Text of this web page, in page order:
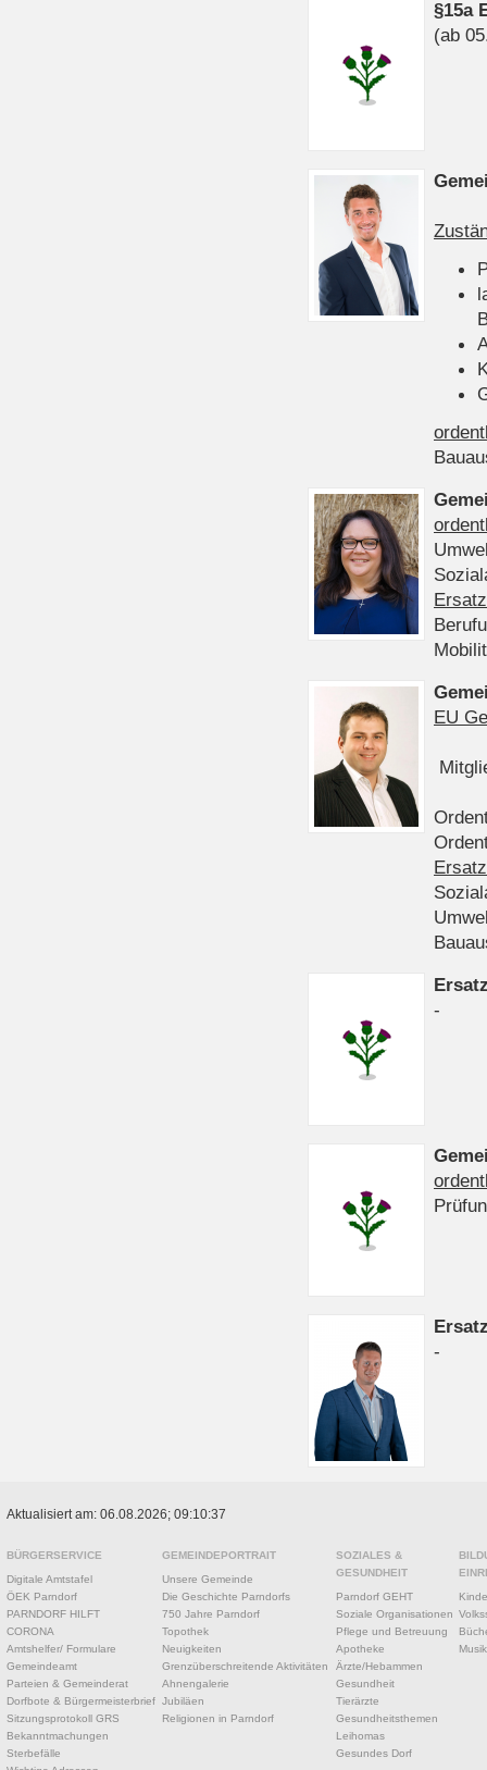
§15a
(ab
EU
-
-
Aktualisiert am: 06.08.2026; 09:10:37
BÜRGERSERVICE
Digitale Amtstafel
ÖEK Parndorf
PARNDORF HILFT
CORONA
Amtshelfer/ Formulare
Gemeindeamt
Parteien & Gemeinderat
Dorfbote & Bürgermeisterbrief
Sitzungsprotokoll GRS
Bekanntmachungen
Sterbefälle
GEMEINDEPORTRAIT
Unsere Gemeinde
Die Geschichte Parndorfs
750 Jahre Parndorf
Topothek
Neuigkeiten
Grenzüberschreitende Aktivitäten
Ahnengalerie
Jubiläen
Religionen in Parndorf
SOZIALES &
GESUNDHEIT
Parndorf GEHT
Soziale Organisationen
Pflege und Betreuung
Apotheke
Ärzte/Hebammen
Gesundheit
Tierärzte
Gesundheitsthemen
Leihomas
Gesundes Dorf